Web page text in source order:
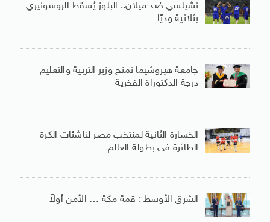
تشيلسي ضد ميلان.. البلوز يُسقط الروسونيري
بثلاثية وديًا
جامعة هيروشيما تمنح وزير التربية والتعليم
درجة الدكتوراة الفخرية
الخسارة الثانية لمنتخب مصر لناشئات الكرة
الطائرة فى بطولة العالم
الشرق الأوسط : قمة مكة … الأمن أولاً